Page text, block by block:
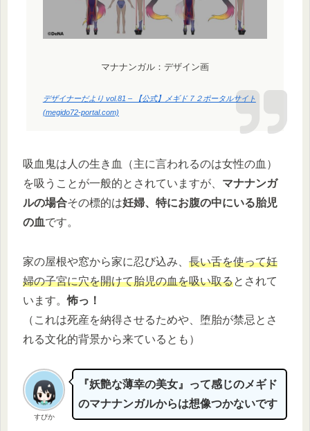
マナナンガル：デザイン画
デザイナーだより vol.81 – 【公式】メギド７２ポータルサイト
(megido72-portal.com)
吸血鬼は人の生き血（主に言われるのは女性の血）
を吸うことが一般的とされていますが、 マナナンガ
ルの場合その標的は妊婦、特にお腹の中にいる胎児
の血です。
家の屋根や窓から家に忍び込み、 長い舌を使って妊
婦の子宮に穴を開けて胎児の血を吸い取るとされて
います。怖っ！
（これは死産を納得させるためや、堕胎が禁忌とさ
れる文化的背景から来ているとも）
すぴか
『妖艶な薄幸の美女』って感じのメギド
のマナナンガルからは想像つかないです